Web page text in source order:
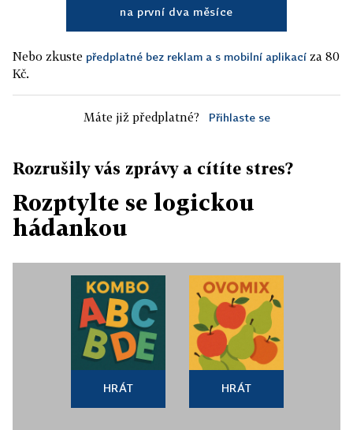
na první dva měsíce
Nebo zkuste předplatné bez reklam a s mobilní aplikací za 80
Kč.
Máte již předplatné? Přihlaste se
Rozrušily vás zprávy a cítíte stres?
Rozptylte se logickou
hádankou
HRÁT HRÁT